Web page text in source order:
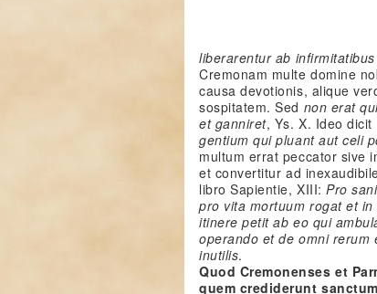
liberarentur ab
Cremonam multe domine
causa devotionis, alique
sospitatem. Sed non erat
et ganniret, Ys. X. Ideo
gentium qui pluant aut celi
multum errat peccator sive
et convertitur ad
libro Sapientie, XIII:Pro
pro vita mortuum rogat et
itinere petit ab eo qui
operando et de omni
inutilis.
Quod Cremonenses et
quem crediderunt